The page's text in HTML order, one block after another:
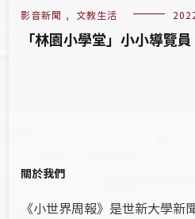
影音新聞 , 文教生活
「林園小學堂」小小導覽
關於我們
《小世界周報》是世新大學新